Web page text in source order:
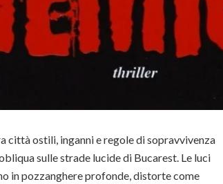
città ostili, inganni e regole di sopravvivenza
sulle strade lucide di Bucarest. Le luci
in pozzanghere profonde, distorte come